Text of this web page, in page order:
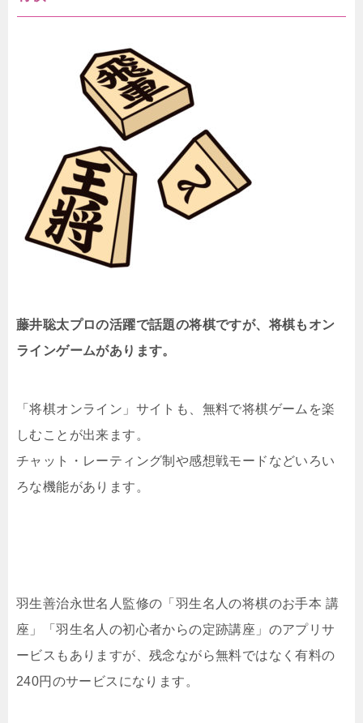
藤井聡太プロの活躍で話題の将棋ですが、将棋もオン
ラインゲームがあります。
「将棋オンライン」サイトも、無料で将棋ゲームを楽
しむことが出来ます。
チャット・レーティング制や感想戦モードなどいろい
ろな機能があります。
羽生善治永世名人監修の「羽生名人の将棋のお手本 講
座」「羽生名人の初心者からの定跡講座」のアプリサ
ービスもありますが、残念ながら無料ではなく有料の
240円のサービスになります。